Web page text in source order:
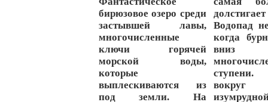
бирюзовое озеро среди
застывшей лавы,
многочисленные
ключи горячей
морской воды,
которые
выплескиваются из
под земли. На
Водопад
когда
вниз